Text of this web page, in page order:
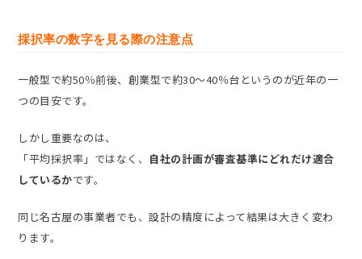
採択率の数字を見る際の注意点
一般型で約50％前後、創業型で約30〜40％台というのが近年の一
つの目安です。
しかし重要なのは、
「平均採択率」ではなく、 自社の計画が審査基準にどれだけ適合
しているかです。
同じ名古屋の事業者でも、設計の精度によって結果は大きく変わ
ります。